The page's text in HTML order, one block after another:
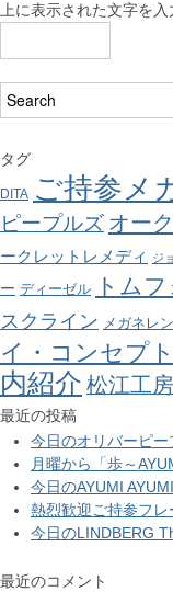
上に表示された文字を入
タグ
DITA ご持参メ
ピープルズ オー
ークレットレメディ
ジ
ー ディーゼル トム
スクライン メガネレ
イ・コンセプト
内紹介 松江工房
最近の投稿
今日のオリバーピ
月曜から「歩～
今日のAYUMI
熱烈歓迎ご持参フ
今日のLINDBERG
最近のコメント